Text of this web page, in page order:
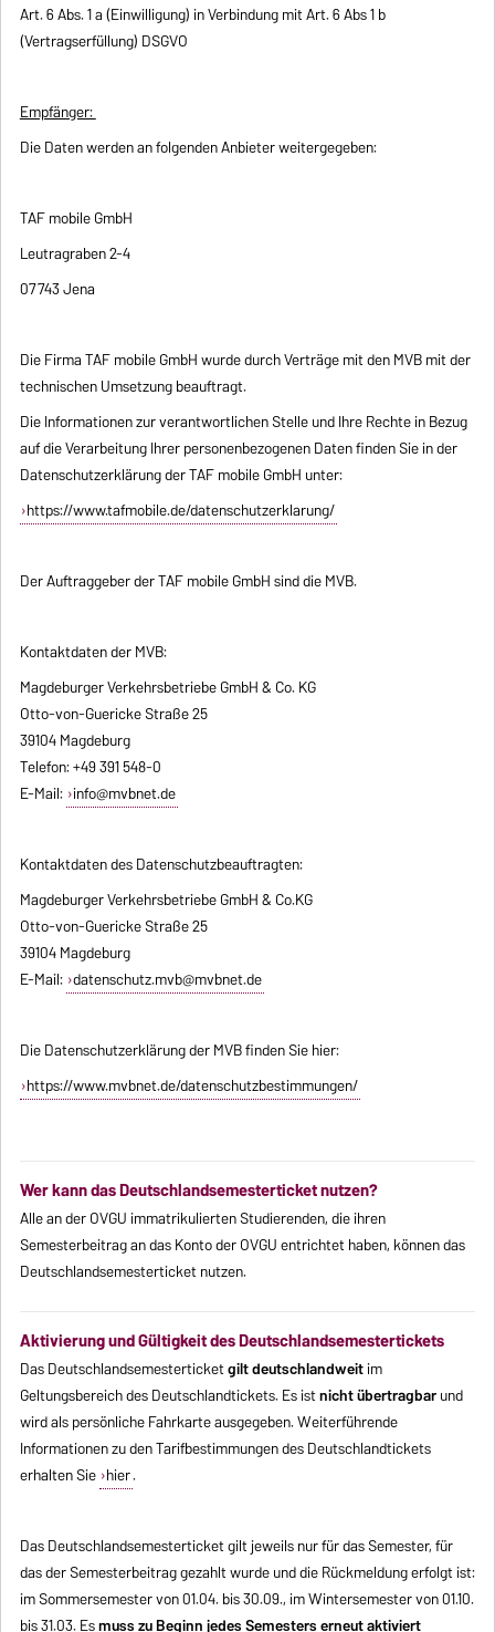
Art. 6 Abs. 1 a (Einwilligung) in Verbindung mit Art. 6 Abs 1 b
(Vertragserfüllung) DSGVO
Empfänger:
Die Daten werden an folgenden Anbieter weitergegeben:
TAF mobile GmbH
Leutragraben 2-4
07743 Jena
Die Firma TAF mobile GmbH wurde durch Verträge mit den MVB mit der
technischen Umsetzung beauftragt.
Die Informationen zur verantwortlichen Stelle und Ihre Rechte in Bezug
auf die Verarbeitung Ihrer personenbezogenen Daten finden Sie in der
Datenschutzerklärung der TAF mobile GmbH unter:
https://www.tafmobile.de/datenschutzerklarung/
Der Auftraggeber der TAF mobile GmbH sind die MVB.
Kontaktdaten der MVB:
Magdeburger Verkehrsbetriebe GmbH & Co. KG
Otto-von-Guericke Straße 25
39104 Magdeburg
Telefon: +49 391 548-0
E-Mail: info@mvbnet.de
Kontaktdaten des Datenschutzbeauftragten:
Magdeburger Verkehrsbetriebe GmbH & Co.KG
Otto-von-Guericke Straße 25
39104 Magdeburg
E-Mail: datenschutz.mvb@mvbnet.de
Die Datenschutzerklärung der MVB finden Sie hier:
https://www.mvbnet.de/datenschutzbestimmungen/
Wer kann das Deutschlandsemesterticket nutzen?
Alle an der OVGU immatrikulierten Studierenden, die ihren
Semesterbeitrag an das Konto der OVGU entrichtet haben, können das
Deutschlandsemesterticket nutzen.
Aktivierung und Gültigkeit des Deutschlandsemestertickets
Das Deutschlandsemesterticketgilt deutschlandweitim
Geltungsbereich des Deutschlandtickets. Es istnicht übertragbarund
wird als persönliche Fahrkarte ausgegeben. Weiterführende
Informationen zu den Tarifbestimmungen des Deutschlandtickets
erhalten Sie hier.
Das Deutschlandsemesterticket gilt jeweils nur für das Semester, für
das der Semesterbeitrag gezahlt wurde und die Rückmeldung erfolgt ist:
im Sommersemester von 01.04. bis 30.09., im Wintersemester von 01.10.
bis 31.03. Esmuss zu Beginn jedes Semesters erneut aktiviert